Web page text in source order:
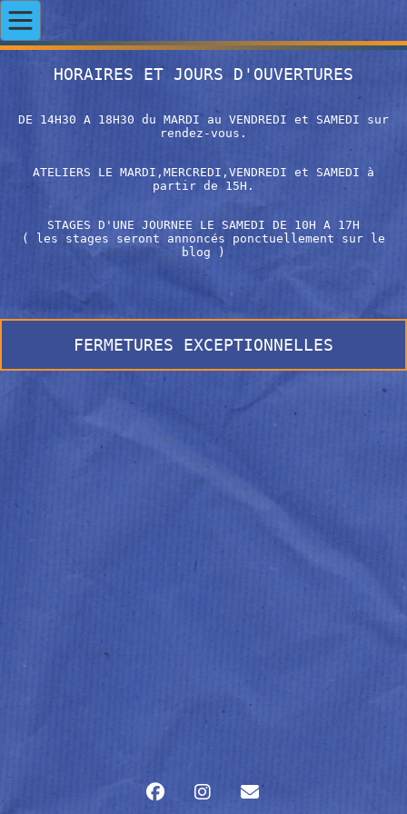
HORAIRES ET JOURS D'OUVERTURES
DE 14H30 A 18H30 du MARDI au VENDREDI et SAMEDI sur
rendez-vous.
ATELIERS LE MARDI,MERCREDI,VENDREDI et SAMEDI à
partir de 15H.
STAGES D'UNE JOURNEE LE SAMEDI DE 10H A 17H
( les stages seront annoncés ponctuellement sur le
blog )
FERMETURES EXCEPTIONNELLES